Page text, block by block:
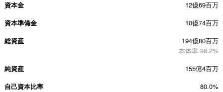
資本金
12億69百万
資本準備金
10億74百万
総資産
194億80百万
本体率 98.2%
純資産
155億4百万
自己資本比率
80.0%